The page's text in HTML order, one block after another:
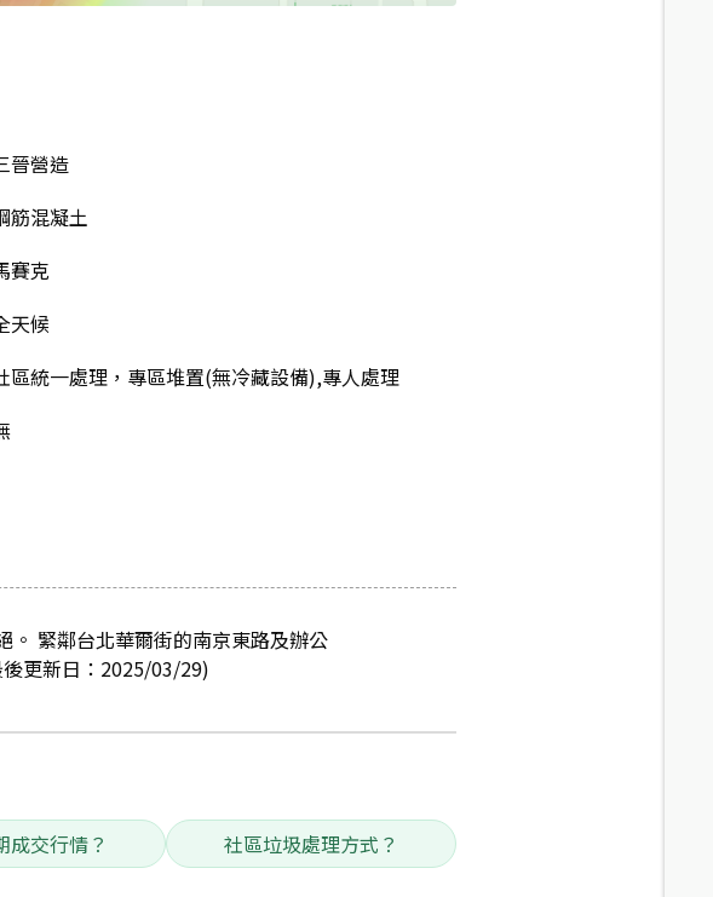
晉營造
筋混凝土
賽克
天候
區統一處理，專區堆置(無冷藏設備),專人處理
。 緊鄰台北華爾街的南京東路及辦公
更新日：2025/03/29)
成交行情？ 社區垃圾處理方式？